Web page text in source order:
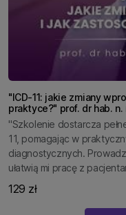
"ICD-11: jakie zmiany
praktyce?" prof. dr hab. n.
"Szkolenie dostarcza
11, pomagając w
diagnostycznych.
ułatwią mi pracę z
129 zł